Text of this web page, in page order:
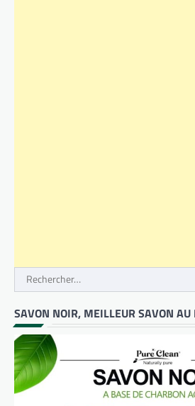
Rechercher :
SAVON NOIR, MEILLEUR SAVON AU